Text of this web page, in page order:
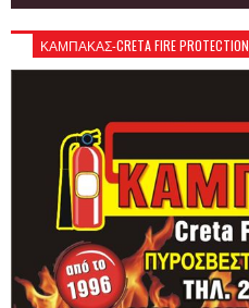
ΚΑΜΠΑΚΑΣ-CRETA FIRE PROTECTION